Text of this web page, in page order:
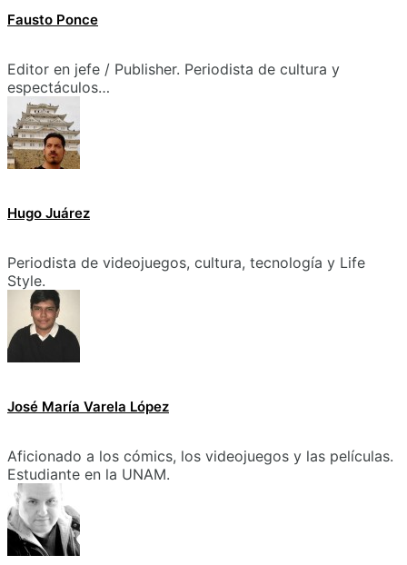
Fausto Ponce
Editor en jefe / Publisher. Periodista de cultura y
espectáculos…
Hugo Juárez
Periodista de videojuegos, cultura, tecnología y Life
Style.
José María Varela López
Aficionado a los cómics, los videojuegos y las películas.
Estudiante en la UNAM.